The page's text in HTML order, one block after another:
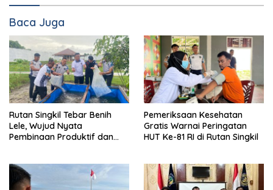
Baca Juga
Rutan Singkil Tebar Benih
Lele, Wujud Nyata
Pembinaan Produktif dan
Pemeriksaan Kesehatan
Gratis Warnai Peringatan
HUT Ke-81 RI di Rutan Singkil